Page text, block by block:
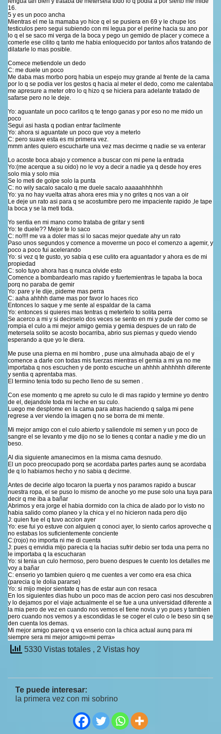
16.
5 y es un poco ancha
Mientras el me la mamaba yo hice q el se pusiera en 69 y le chupe los
testiculos pero segui subiendo con mi legua por el perine hacia su ano por
lo q el se saco mi verga de la boca y pego un gemido de placer y comece a
comerle ese cilito q tanto me habia enloquecido por tantos años tratando de
dilatarle lo mas posible.
Comece metiendole un dedo
C: me duele un poco
Me daba mas morbo porq habia un espejo muy grande al frente de la cama
por lo q se podia ver los gestos q hacia al meter el dedo, como me calentaba
me apresure a meter otro lo q hizo q se hiciera para adelante tratado de
safarse pero no le deje.
Yo: aguantate un poco carlitos q te tengo ganas y por eso no me mido un
poco
Segui asi hasta q podian entrar facilmente
Yo: ahora si aguantate un poco que voy a meterlo
C: pero suave esta es mi primera vez.
mmm antes quiero escucharte una vez mas decirme q nadie se va enterar
Lo acoste boca abajo y comence a buscar con mi pene la entrada
Yo:(me acerque a su oido) no le voy a decir a nadie ya q desde hoy eres
solo mia y solo mia
Se lo meti de golpe solo la punta
C: no wily sacalo sacalo q me duele sacalo aaaaahhhhhh
Yo: ya no hay vuelta atras ahora eres mia y no grites q nos van a oir
Le deje un rato asi para q se acostumbre pero me impaciente rapido ,le tape
la boca y se la meti toda.
Yo sentia en mi mano como trataba de gritar y senti
Yo: te duele?? Mejor te lo saco
C: no!!!! me va a doler mas si lo sacas mejor quedate ahy un rato
Paso unos segundos y comence a moverme un poco el comenzo a agemir, y
poco a poco fui acelerando
Yo: si vez q te gusto, yo sabia q ese culito era aguantador y ahora es de mi
propiedad
C: solo tuyo ahora has q nunca olvide esto
Comence a bombardearlo mas rapido y fuertemientras le tapaba la boca
porq no paraba de gemir
Yo: pare y le dije, pideme mas perra
C: aaha ahhhh dame mas por favor lo haces rico
Entonces lo saque y me sente al espaldar de la cama
Yo: entonces si quieres mas tentras q metertelo to solita perra
Se acerco a mi y si decirselo dos veces se sento en mi y pude der como se
rompia el culo a mi mejor amigo gemia y gemia despues de un rato de
metersela solito se acosto bocarriba, abrio sus piernas y quedo viendo
esperando a que yo le diera.
Me puse una pierna en mi hombro , puse una almuhada abajo de el y
comence a darle con todas mis fuerzas mientras el gemia a mi ya no me
importaba q nos escuchen y de ponto escuche un ahhhh ahhhhhh diferente
y sentia q aprentaba mas.
El termino tenia todo su pecho lleno de su semen .
Con ese momento q me apreto su culo le di mas rapido y termine yo dentro
de el, dejandole toda mi leche en su culo.
Luego me desplome en la cama para atras haciendo q salga mi pene
regrese a ver viendo la imagen q no se borra de mi mente.
Mi mejor amigo con el culo abierto y saliendole mi semen y un poco de
sangre el se levanto y me dijo no se lo tienes q contar a nadie y me dio un
beso.
Al dia siguiente amanecimos en la misma cama desnudo.
El un poco preocupado porq se acordaba partes partes aunq se acordaba
de q lo habiamos hecho y no sabia q decirme.
Antes de decirle algo tocaron la puerta y nos paramos rapido a buscar
nuestra ropa, el se puso lo mismo de anoche yo me puse solo una tuya para
decir q me iba a bañar
Abrimos y era jorge el habia dormido con la chica de alado por lo visto no
habia salido como planeo y la chica y el no hicieron nada pero dijo
J: quien fue el q tuvo accion ayer
Yo: ese fui yo estuve con alguien q conoci ayer, lo siento carlos aproveche q
no estabas los suficientemente conciente
C:(rojo) no importa ni me di cuenta
J: pues q envidia mijo parecia q la hacias sufrir debio ser toda una perra no
le importaba q la escucharan
Yo: si tenia un culo hermoso, pero bueno despues te cuento los detalles me
voy a bañar
C: enserio yo tambien quiero q me cuentes a ver como era esa chica
(parecia q le dolia pararse)
Yo: si mijo mejor sientate q has de estar aun con resaca
En los siguientes dias hubo un poco mas de accion pero casi nos descubren
y lo dejamos por el viaje actualmente el se fue a una universidad diferente a
la mia pero de vez en cuando nos vemos el tiene novia y yo pues y tambien
pero cuando nos vemos y a escondidas le se coger el culo o le beso sin q se
den cuenta los demas.
Mi mejor amigo parece q va enserio con la chica actual aunq para mi
siempre sera mi mejor amigo»mi perra»
5330 Vistas totales , 2 Vistas hoy
Te puede interesar:
la primera vez con mi sobrino